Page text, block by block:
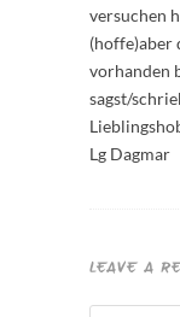
versuchen
(hoffe)aber
vorhanden
sagst/
Lg Dagmar
LEAVE A